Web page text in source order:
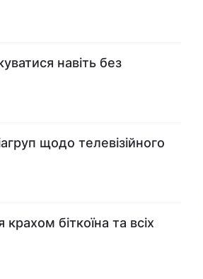
навіть без
щодо телевізійного
біткоїна та всіх